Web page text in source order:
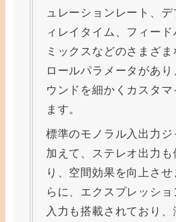
ュレーションレート、
ィレイタイム、フィード
ミックスなどのさまざま
ロールパラメータがあり
ウンドを細かくカスタマ
ます。
標準のモノラル入出力ジ
加えて、ステレオ出力も
り、空間効果を向上させ
らに、エクスプレッシ
入力も搭載されており、